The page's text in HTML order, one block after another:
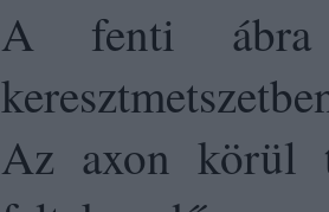
A fenti
Az axon körül